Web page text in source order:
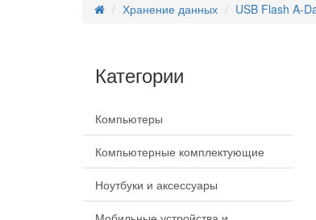
Хранение данных
USB Flash A-
Категории
Компьютеры
Компьютерные комплектующие
Ноутбуки и аксессуары